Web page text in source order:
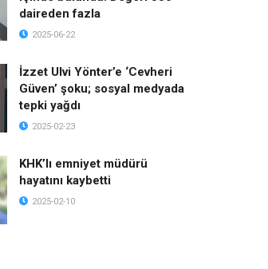
daireden fazla
2025-06-22
İzzet Ulvi Yönter’e ‘Cevheri
Güven’ şoku; sosyal medyada
tepki yağdı
2025-02-23
KHK’lı emniyet müdürü
hayatını kaybetti
2025-02-10